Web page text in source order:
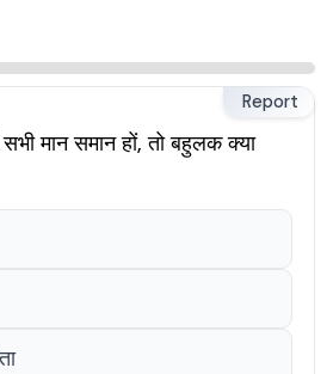
मान समान हों, तो बहुलक क्या
Report